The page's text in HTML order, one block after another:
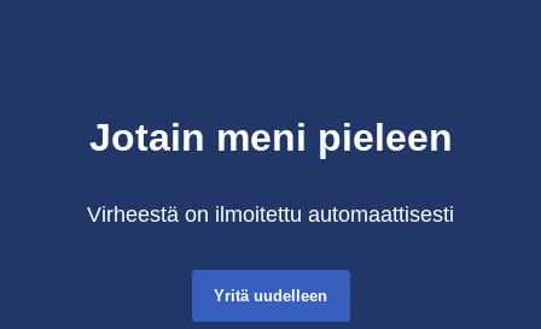
Jotain meni pieleen
Virheestä on ilmoitettu automaattisesti
Yritä uudelleen